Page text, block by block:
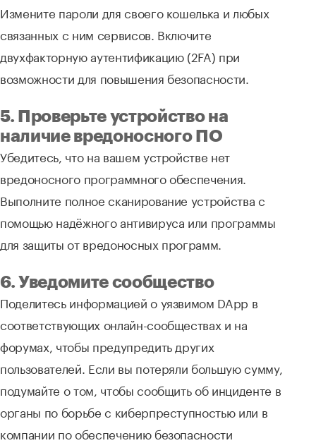
Измените пароли для своего кошелька и любых
связанных с ним сервисов. Включите
двухфакторную аутентификацию (2FA) при
возможности для повышения безопасности.
5. Проверьте устройство на
наличие вредоносного ПО
Убедитесь, что на вашем устройстве нет
вредоносного программного обеспечения.
Выполните полное сканирование устройства с
помощью надёжного антивируса или программы
для защиты от вредоносных программ.
6. Уведомите сообщество
Поделитесь информацией о уязвимом DApp в
соответствующих онлайн-сообществах и на
форумах, чтобы предупредить других
пользователей. Если вы потеряли большую сумму,
подумайте о том, чтобы сообщить об инциденте в
органы по борьбе с киберпреступностью или в
компании по обеспечению безопасности